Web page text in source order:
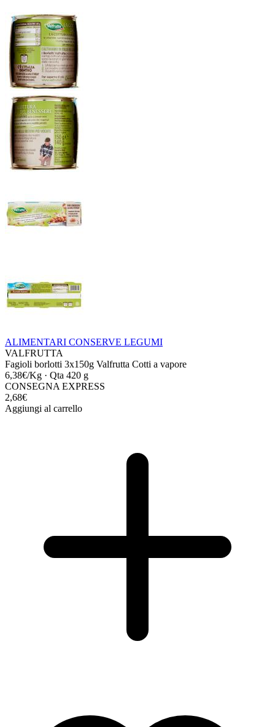
ALIMENTARI CONSERVE LEGUMI
VALFRUTTA
Fagioli borlotti 3x150g Valfrutta Cotti a vapore
6,38€/Kg · Qta 420 g
CONSEGNA EXPRESS
2,68€
Aggiungi al carrello